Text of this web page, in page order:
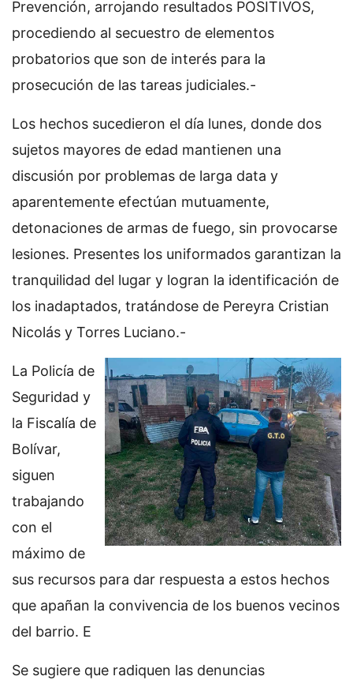
Prevención, arrojando resultados POSITIVOS,
procediendo al secuestro de elementos
probatorios que son de interés para la
prosecución de las tareas judiciales.-
Los hechos sucedieron el día lunes, donde dos
sujetos mayores de edad mantienen una
discusión por problemas de larga data y
aparentemente efectúan mutuamente,
detonaciones de armas de fuego, sin provocarse
lesiones. Presentes los uniformados garantizan la
tranquilidad del lugar y logran la identificación de
los inadaptados, tratándose de Pereyra Cristian
Nicolás y Torres Luciano.-
La Policía de
Seguridad y
la Fiscalía de
Bolívar,
siguen
trabajando
con el
máximo de
sus recursos para dar respuesta a estos hechos
que apañan la convivencia de los buenos vecinos
del barrio. E
Se sugiere que radiquen las denuncias